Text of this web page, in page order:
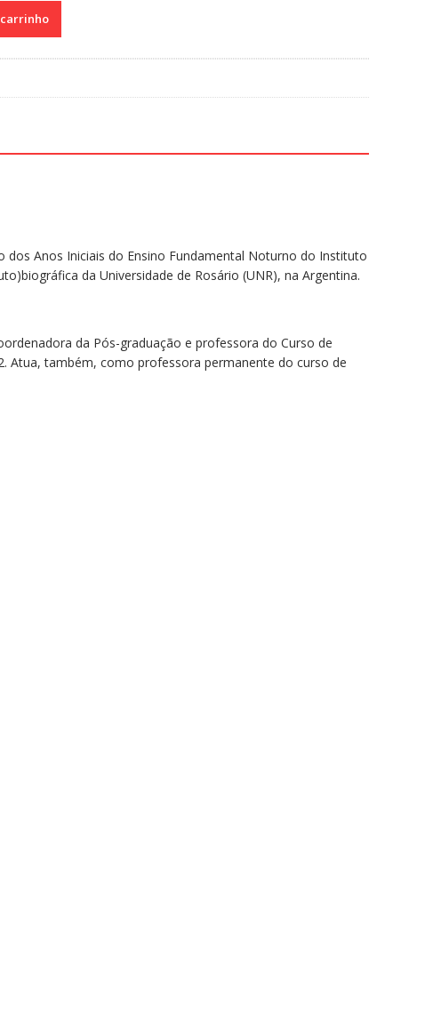
dos Anos Iniciais do Ensino Fundamental Noturno do Instituto
da Universidade de Rosário (UNR), na Argentina.
da Pós-graduação e professora do Curso de
Atua, também, como professora permanente do curso de